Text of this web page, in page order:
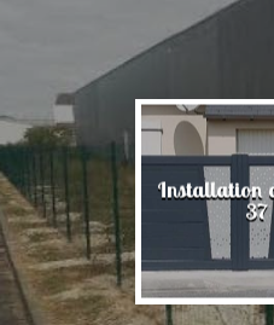
37 Installation
37